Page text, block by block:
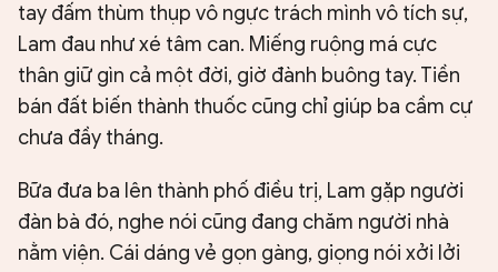
tay đấm thùm thụp vô ngực trách mình vô tích sự,
Lam đau như xé tâm can. Miếng ruộng má cực
thân giữ gìn cả một đời, giờ đành buông tay. Tiền
bán đất biến thành thuốc cũng chỉ giúp ba cầm cự
chưa đầy tháng.
Bữa đưa ba lên thành phố điều trị, Lam gặp người
đàn bà đó, nghe nói cũng đang chăm người nhà
nằm viện. Cái dáng vẻ gọn gàng, giọng nói xởi lởi